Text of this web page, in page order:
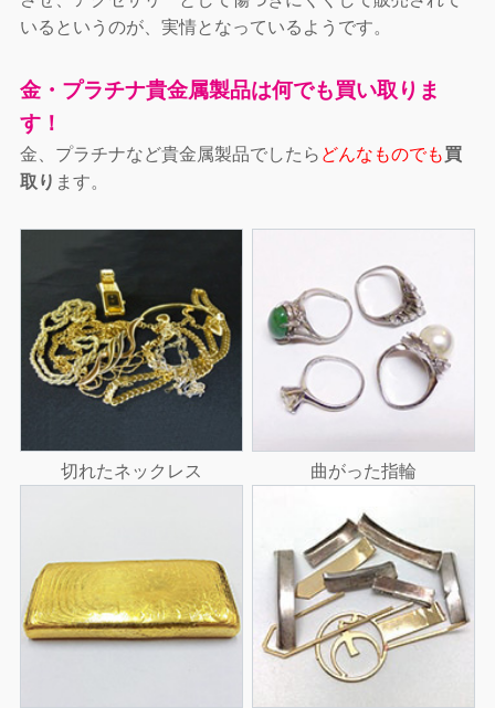
いるというのが、実情となっているようです。
金・プラチナ貴金属製品は何でも買い取りま
す！
金、プラチナなど貴金属製品でしたら どんなものでも買
取り ます。
切れたネックレス 曲がった指輪